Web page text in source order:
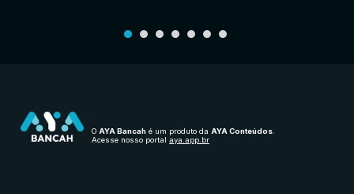
O AYA Bancah é um produto da AYA Conteúdos
Acesse nosso portal aya.app.br